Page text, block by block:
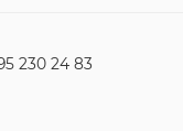
230 24 83